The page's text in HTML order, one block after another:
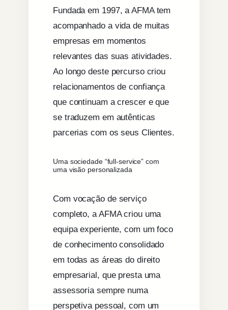
Fundada em 1997, a AFMA tem
acompanhado a vida de muitas
empresas em momentos
relevantes das suas atividades.
Ao longo deste percurso criou
relacionamentos de confiança
que continuam a crescer e que
se traduzem em autênticas
parcerias com os seus Clientes.
Uma sociedade “full-service” com
uma visão personalizada
Com vocação de serviço
completo, a AFMA criou uma
equipa experiente, com um foco
de conhecimento consolidado
em todas as áreas do direito
empresarial, que presta uma
assessoria sempre numa
perspetiva pessoal, com um